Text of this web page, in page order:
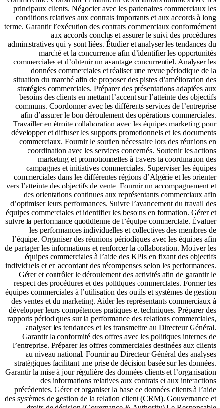
principaux clients. Négocier avec les partenaires commerciaux les
conditions relatives aux contrats importants et aux accords à long
terme. Garantir l’exécution des contrats commerciaux conformément
aux accords conclus et assurer le suivi des procédures
administratives qui y sont liées. Étudier et analyser les tendances du
marché et la concurrence afin d’identifier les opportunités
commerciales et d’obtenir un avantage concurrentiel. Analyser les
données commerciales et réaliser une revue périodique de la
situation du marché afin de proposer des pistes d’amélioration des
stratégies commerciales. Préparer des présentations adaptées aux
besoins des clients en mettant l’accent sur l’atteinte des objectifs
communs. Coordonner avec les différents services de l’entreprise
afin d’assurer le bon déroulement des opérations commerciales.
Travailler en étroite collaboration avec les équipes marketing pour
développer et diffuser les supports promotionnels et les documents
commerciaux. Fournir le soutien nécessaire lors des réunions en
coordination avec les services concernés. Soutenir les actions
marketing et promotionnelles à travers la coordination des
campagnes et initiatives commerciales. Superviser les équipes
commerciales dans les différentes régions d’Algérie et les orienter
vers l’atteinte des objectifs de vente. Fournir un accompagnement et
des orientations continues aux représentants commerciaux afin
d’optimiser leurs performances. Suivre l’avancement du travail des
équipes commerciales et identifier les besoins en formation. Gérer et
suivre la performance quotidienne de l’équipe commerciale. Évaluer
les performances individuelles et collectives des membres de
l’équipe. Organiser des réunions périodiques avec les équipes afin
de partager les informations et renforcer la collaboration. Motiver les
équipes commerciales à l’aide des KPIs en fixant des objectifs
individuels et en accordant des récompenses selon les performances.
Gérer et contrôler le déroulement des activités afin de garantir le
respect des procédures et des politiques commerciales. Former les
équipes commerciales à l’utilisation des outils et systèmes de gestion
des ventes et du marketing. Aider les représentants commerciaux à
développer leurs compétences pratiques et techniques. Préparer des
rapports périodiques sur la performance des relations commerciales,
analyser les tendances et les transmettre au Directeur Général.
Garantir la conformité des offres avec les politiques internes de
l’entreprise. Préparer les offres commerciales destinées aux clients
au niveau national. Fournir au Directeur Général des analyses
stratégiques facilitant une prise de décision basée sur les données.
Garantir la mise à jour régulière des données clients et l’organisation
des informations relatives aux contrats et aux interactions
précédentes. Gérer et organiser la base de données clients à l’aide
des systèmes de gestion de la relation client (CRM). Gouvernance et